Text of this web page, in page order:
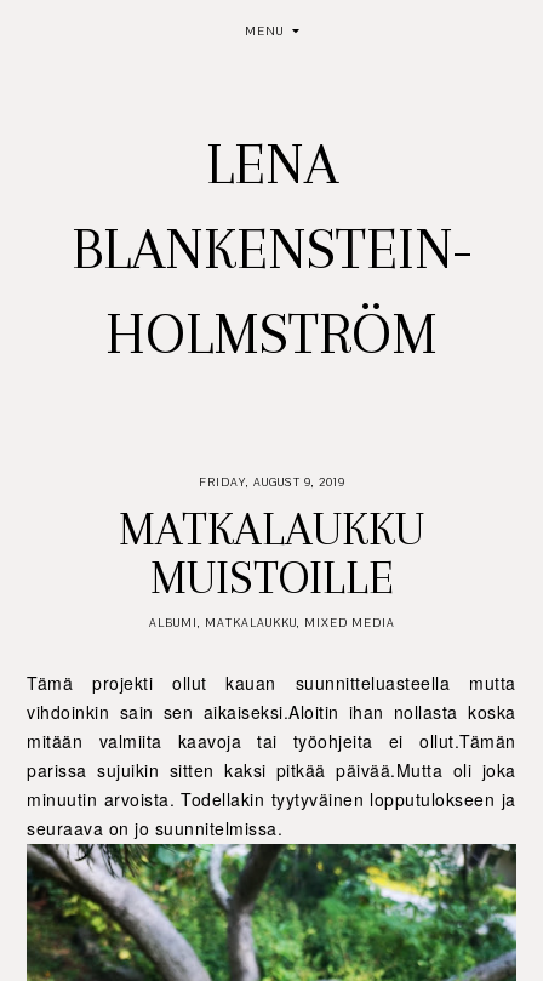
MENU
LENA
BLANKENSTEIN-
HOLMSTRÖM
FRIDAY, AUGUST 9, 2019
MATKALAUKKU
MUISTOILLE
ALBUMI, MATKALAUKKU, MIXED MEDIA
Tämä projekti ollut kauan suunnitteluasteella mutta
vihdoinkin sain sen aikaiseksi.Aloitin ihan nollasta koska
mitään valmiita kaavoja tai työohjeita ei ollut.Tämän
parissa sujuikin sitten kaksi pitkää päivää.Mutta oli joka
minuutin arvoista. Todellakin tyytyväinen lopputulokseen ja
seuraava on jo suunnitelmissa.